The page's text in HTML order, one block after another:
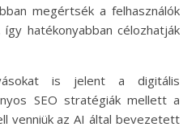
megértsék a felhasználók
hatékonyabban célozhatják
is jelent a digitális
SEO stratégiák mellett a
venniük az AI által bevezetett